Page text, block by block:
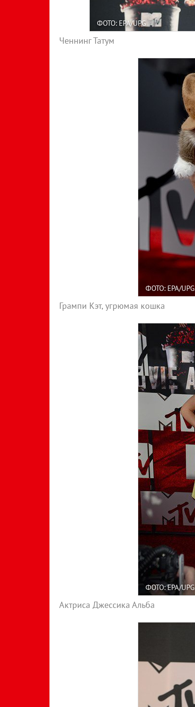
ФОТО: EPA/UPG
Ченнинг Татум
ФОТО: EPA/UPG
Грампи Кэт, угрюмая кошка
ФОТО: EPA/UPG
Актриса Джессика Альба